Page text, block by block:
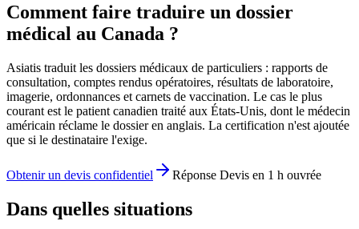
Comment faire traduire un dossier
médical au Canada ?
Asiatis traduit les dossiers médicaux de particuliers : rapports de
consultation, comptes rendus opératoires, résultats de laboratoire,
imagerie, ordonnances et carnets de vaccination. Le cas le plus
courant est le patient canadien traité aux États-Unis, dont le médecin
américain réclame le dossier en anglais. La certification n'est ajoutée
que si le destinataire l'exige.
Obtenir un devis confidentiel Réponse Devis en 1 h ouvrée
Dans quelles situations